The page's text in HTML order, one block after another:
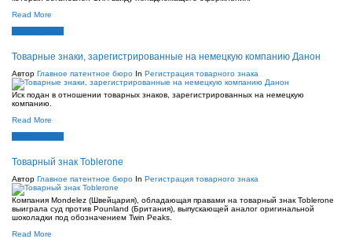
Read More
Товарные знаки, зарегистрированные на немецкую компанию Данон
Автор Главное патентное бюро In Регистрация товарного знака
Иск подан в отношении товарных знаков, зарегистрированных на немецкую
компанию.
Read More
Товарный знак Toblerone
Автор Главное патентное бюро In Регистрация товарного знака
Компания Mondelez (Швейцария), обладающая правами на товарный знак Toblerone
выиграла суд против Pounland (Британия), выпускающей аналог оригинальной
шоколадки под обозначением Twin Peaks.
Read More